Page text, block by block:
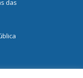
das